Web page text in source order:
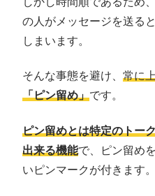
の人がメッセージを送る
しまいます。
そんな事態を避け、 常に
「ピン留め」です。
ピン留めとは特定のトー
出来る機能で、ピン留め
いピンマークが付きます。